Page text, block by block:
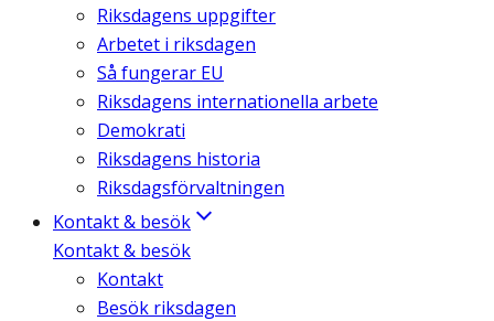
Riksdagens uppgifter
Arbetet i riksdagen
Så fungerar EU
Riksdagens internationella arbete
Demokrati
Riksdagens historia
Riksdagsförvaltningen
Kontakt & besök
Kontakt & besök
Kontakt
Besök riksdagen